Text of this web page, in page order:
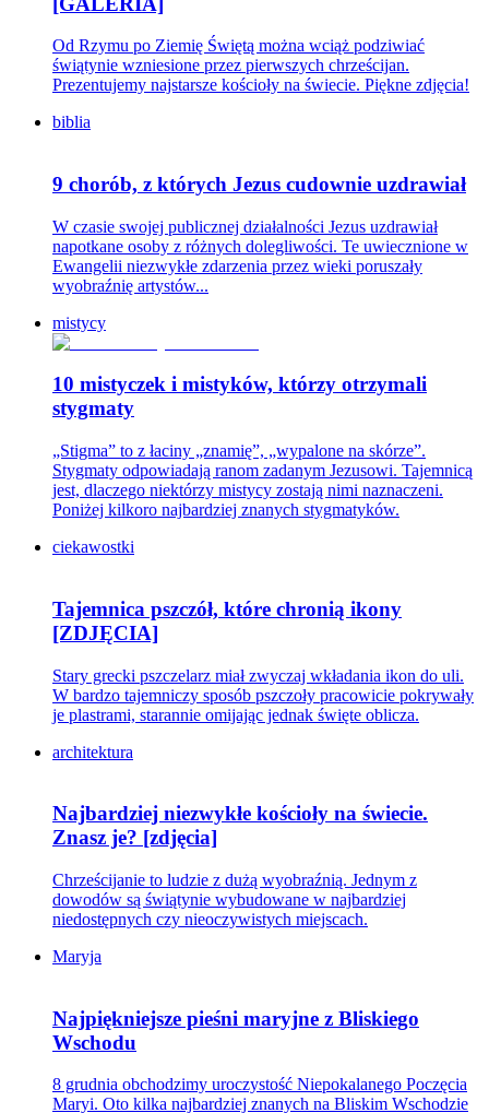
Od Rzymu po Ziemię Świętą można wciąż podziwiać
świątynie wzniesione przez pierwszych chrześcijan.
Prezentujemy najstarsze kościoły na świecie. Piękne zdjęcia!
biblia
9 chorób, z których Jezus cudownie uzdrawiał
W czasie swojej publicznej działalności Jezus uzdrawiał
napotkane osoby z różnych dolegliwości. Te uwiecznione w
Ewangelii niezwykłe zdarzenia przez wieki poruszały
wyobraźnię artystów...
mistycy
10 mistyczek i mistyków, którzy otrzymali
stygmaty
„Stigma” to z łaciny „znamię”, „wypalone na skórze”.
Stygmaty odpowiadają ranom zadanym Jezusowi. Tajemnicą
jest, dlaczego niektórzy mistycy zostają nimi naznaczeni.
Poniżej kilkoro najbardziej znanych stygmatyków.
ciekawostki
Tajemnica pszczół, które chronią ikony
[ZDJĘCIA]
Stary grecki pszczelarz miał zwyczaj wkładania ikon do uli.
W bardzo tajemniczy sposób pszczoły pracowicie pokrywały
je plastrami, starannie omijając jednak święte oblicza.
architektura
Najbardziej niezwykłe kościoły na świecie.
Znasz je? [zdjęcia]
Chrześcijanie to ludzie z dużą wyobraźnią. Jednym z
dowodów są świątynie wybudowane w najbardziej
niedostępnych czy nieoczywistych miejscach.
Maryja
Najpiękniejsze pieśni maryjne z Bliskiego
Wschodu
8 grudnia obchodzimy uroczystość Niepokalanego Poczęcia
Maryi. Oto kilka najbardziej znanych na Bliskim Wschodzie